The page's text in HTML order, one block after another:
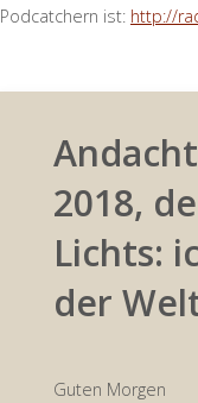
Podcatchern ist: http://
2018,
Lichts:
der
Guten Morgen